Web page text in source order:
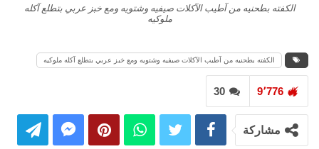
الكفته بطحنيه من آطيب الآكلات صيفيه وشتويه ومع خبز عربي بتطلع آكله
ملوكيه
الكفته بطحنيه من آطيب الآكلات صيفيه وشتويه ومع خبز عربي بتطلع آكله ملوكيه
30 9٬776
مشاركة